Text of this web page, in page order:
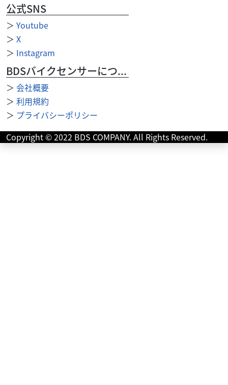
公式SNS
＞ Youtube
＞ X
＞ Instagram
BDSバイクセンサーについて
＞ 会社概要
＞ 利用規約
＞ プライバシーポリシー
Copyright © 2022 BDS COMPANY. All Rights Reserved.